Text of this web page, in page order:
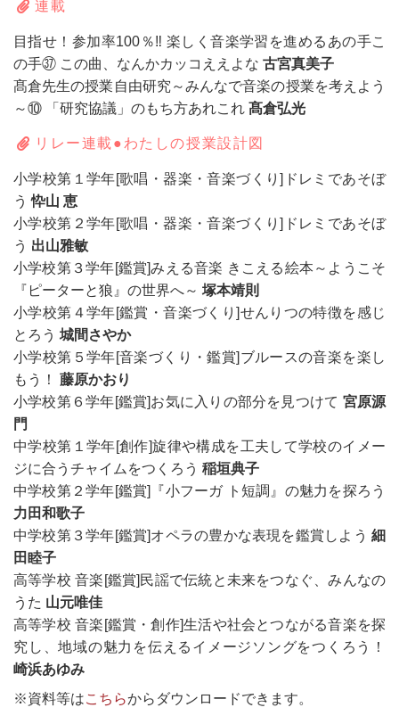
連載
目指せ！参加率100％‼ 楽しく音楽学習を進めるあの手こ
の手㊲ この曲、なんかカッコええよな 古宮真美子
髙倉先生の授業自由研究～みんなで音楽の授業を考えよう
～⑩ 「研究協議」のもち方あれこれ 髙倉弘光
リレー連載●わたしの授業設計図
小学校第１学年[歌唱・器楽・音楽づくり]ドレミであそぼ
う忰山 恵
小学校第２学年[歌唱・器楽・音楽づくり]ドレミであそぼ
う 出山雅敏
小学校第３学年[鑑賞]みえる音楽 きこえる絵本～ようこそ
『ピーターと狼』の世界へ～ 塚本靖則
小学校第４学年[鑑賞・音楽づくり]せんりつの特徴を感じ
とろう 城間さやか
小学校第５学年[音楽づくり・鑑賞]ブルースの音楽を楽し
もう！ 藤原かおり
小学校第６学年[鑑賞]お気に入りの部分を見つけて 宮原源
門
中学校第１学年[創作]旋律や構成を工夫して学校のイメー
ジに合うチャイムをつくろう 稲垣典子
中学校第２学年[鑑賞]『小フーガ ト短調』の魅力を探ろう
力田和歌子
中学校第３学年[鑑賞]オペラの豊かな表現を鑑賞しよう 細
田睦子
高等学校 音楽[鑑賞]民謡で伝統と未来をつなぐ、みんなの
うた 山元唯佳
高等学校 音楽[鑑賞・創作]生活や社会とつながる音楽を探
究し、地域の魅力を伝えるイメージソングをつくろう！
崎浜あゆみ
※資料等はこちらからダウンロードできます。